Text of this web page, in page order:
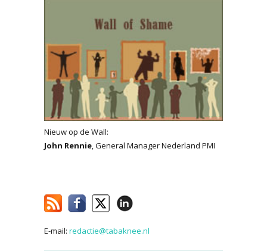
Nieuw op de Wall:
John Rennie, General Manager Nederland PMI
E-mail: redactie@tabaknee.nl